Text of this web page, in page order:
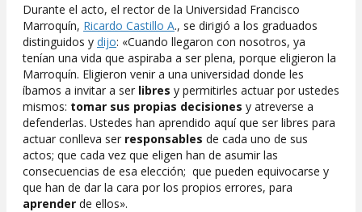
Durante el acto, el rector de la Universidad Francisco
Marroquín, Ricardo Castillo A., se dirigió a los graduados
distinguidos y dijo: «Cuando llegaron con nosotros, ya
tenían una vida que aspiraba a ser plena, porque eligieron la
Marroquín. Eligieron venir a una universidad donde les
íbamos a invitar a ser libres y permitirles actuar por ustedes
mismos: tomar sus propias decisiones y atreverse a
defenderlas. Ustedes han aprendido aquí que ser libres para
actuar conlleva ser responsables de cada uno de sus
actos; que cada vez que eligen han de asumir las
consecuencias de esa elección; que pueden equivocarse y
que han de dar la cara por los propios errores, para
aprender de ellos».